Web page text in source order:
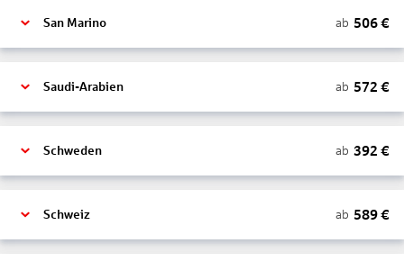
San Marino ab 506€
Saudi-Arabien ab 572 €
Schweden ab 392 €
Schweiz ab 589€